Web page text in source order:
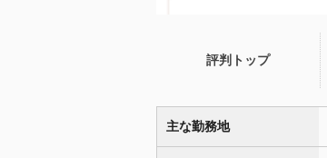
評判トップ
主な勤務地